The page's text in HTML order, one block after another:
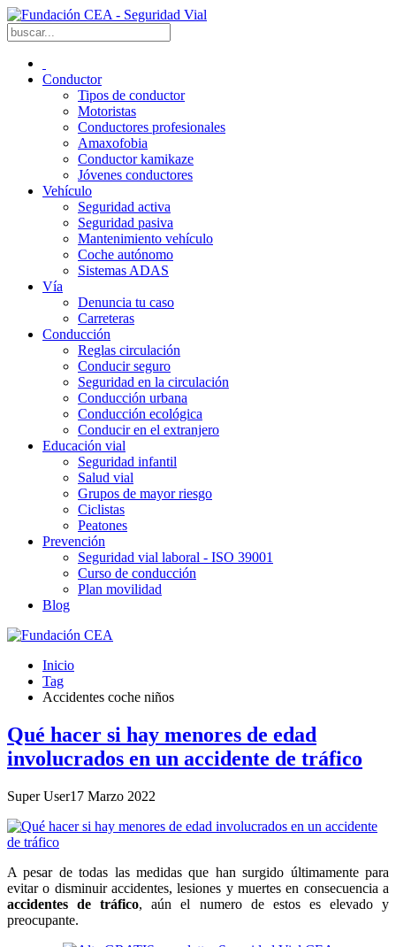
Conductor
Tipos de conductor
Motoristas
Conductores profesionales
Amaxofobia
Conductor kamikaze
Jóvenes conductores
Vehículo
Seguridad activa
Seguridad pasiva
Mantenimiento vehículo
Coche autónomo
Sistemas ADAS
Vía
Denuncia tu caso
Carreteras
Conducción
Reglas circulación
Conducir seguro
Seguridad en la circulación
Conducción urbana
Conducción ecológica
Conducir en el extranjero
Educación vial
Seguridad infantil
Salud vial
Grupos de mayor riesgo
Ciclistas
Peatones
Prevención
Seguridad vial laboral - ISO 39001
Curso de conducción
Plan movilidad
Blog
Inicio
Tag
Accidentes coche niños
Qué hacer si hay menores de edad
involucrados en un accidente de tráfico
Super User17 Marzo 2022
A pesar de todas las medidas que han surgido últimamente para
evitar o disminuir accidentes, lesiones y muertes en consecuencia a
accidentes de tráfico, aún el numero de estos es elevado y
preocupante.